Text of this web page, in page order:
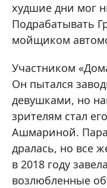
худшие дни мог
Подрабатывать
мойщиком
Участником
Он пытался
девушками, но
зрителям стал
Ашмариной. Пара
дралась, но все
в 2018 году
возлюбленные